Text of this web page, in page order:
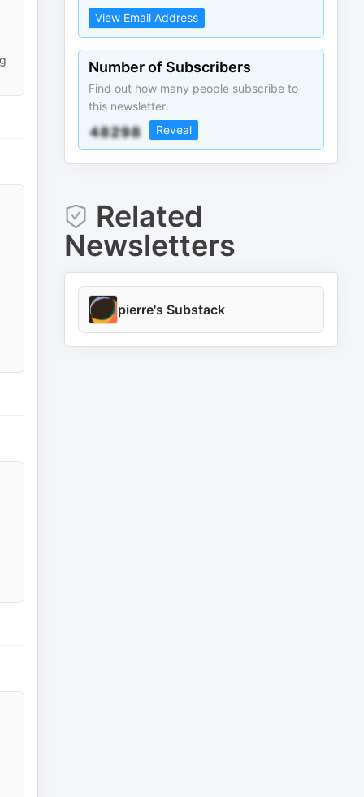
View Email Address
Number of Subscribers
Find out how many people subscribe to
this newsletter.
Reveal
Related
Newsletters
pierre's Substack